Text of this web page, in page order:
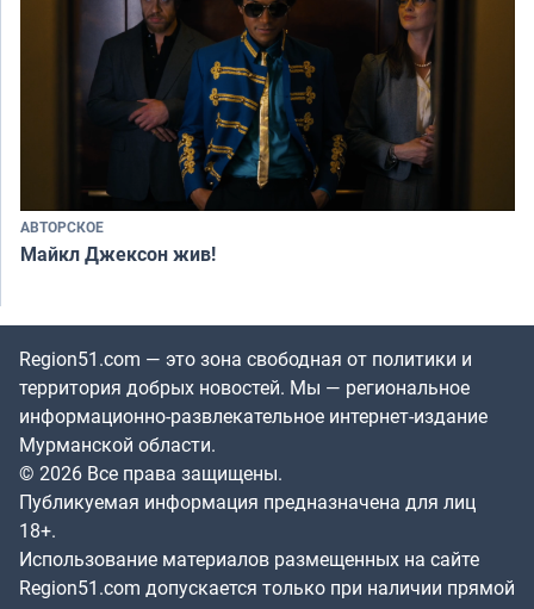
АВТОРСКОЕ
Майкл Джексон жив!
Region51.com — это зона свободная от политики и
территория добрых новостей. Мы — региональное
информационно-развлекательное интернет-издание
Мурманской области.
© 2026 Все права защищены.
Публикуемая информация предназначена для лиц
18+.
Использование материалов размещенных на сайте
Region51.com допускается только при наличии прямой